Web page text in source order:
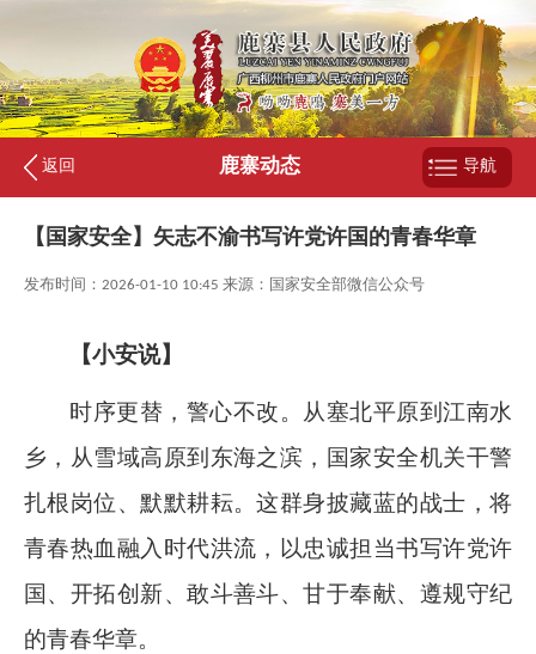
返回 鹿寨动态 导航
【国家安全】矢志不渝书写许党许国的青春华章
发布时间：2026-01-10 10:45 来源：国家安全部微信公众号
【小安说】
时序更替，警心不改。从塞北平原到江南水
乡，从雪域高原到东海之滨，国家安全机关干警
扎根岗位、默默耕耘。这群身披藏蓝的战士，将
青春热血融入时代洪流，以忠诚担当书写许党许
国、开拓创新、敢斗善斗、甘于奉献、遵规守纪
的青春华章。